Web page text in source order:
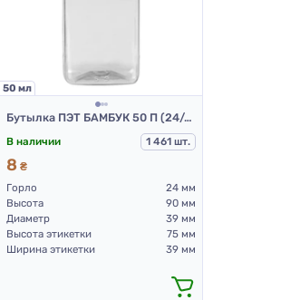
50 мл
Бутылка ПЭТ БАМБУК 50 П (24/410)
В наличии 1 461 шт.
8 ₴
Горло
24 мм
Высота
90 мм
Диаметр
39 мм
Высота этикетки
75 мм
Ширина этикетки
39 мм